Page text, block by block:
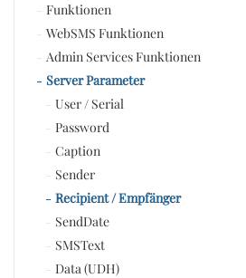
Funktionen
WebSMS Funktionen
Admin Services Funktionen
Server Parameter
User / Serial
Password
Caption
Sender
Recipient / Empfänger
SendDate
SMSText
Data (UDH)